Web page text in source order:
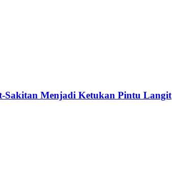
Sakitan Menjadi Ketukan Pintu Langit